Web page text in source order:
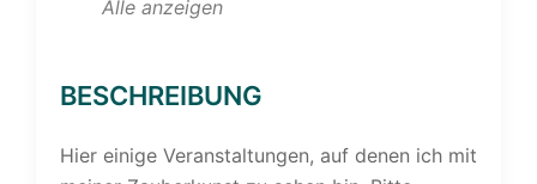
Alle anzeigen
BESCHREIBUNG
Hier einige Veranstaltungen, auf denen ich mit